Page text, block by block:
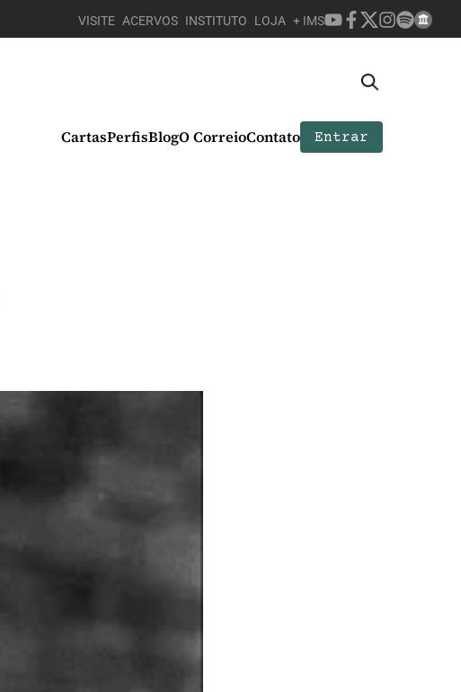
VISITE ACERVOS INSTITUTO LOJA + IMS
CartasPerfisBlogO CorreioContato Entrar